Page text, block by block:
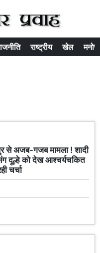
राष्ट्रीय खेल
अजब-गजब मामला ! शादी
दूल्हे को देख आश्चर्यचकित
चर्चा